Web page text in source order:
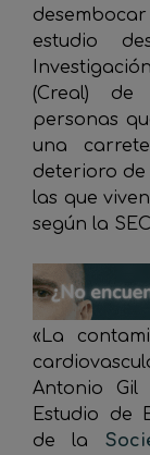
estudio
(Creal) de
personas
una
deterioro
las que
según la
«La
Antonio Gil
Estudio de
de la